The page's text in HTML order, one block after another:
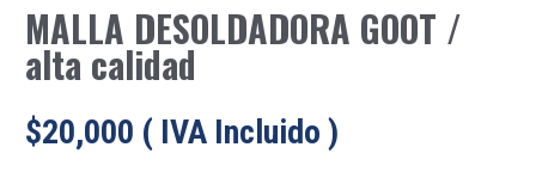
MALLA DESOLDADORA GOOT /
alta calidad
$20,000 ( IVA Incluido )